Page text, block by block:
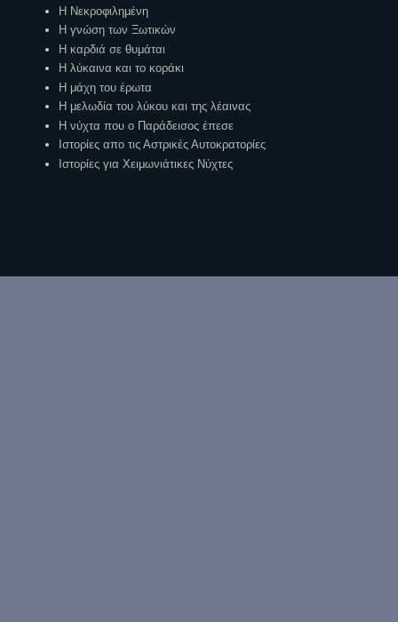
Η Νεκροφιλημένη
Η γνώση των Ξωτικών
Η καρδιά σε θυμάται
Η λύκαινα και το κοράκι
Η μάχη του έρωτα
Η μελωδία του λύκου και της λέαινας
Η νύχτα που ο Παράδεισος έπεσε
Ιστορίες απο τις Αστρικές Αυτοκρατορίες
Ιστορίες για Χειμωνιάτικες Νύχτες